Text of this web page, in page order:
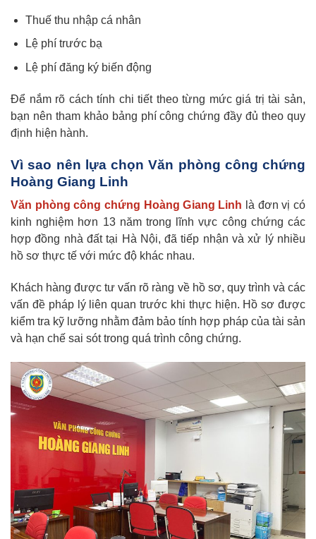
Thuế thu nhập cá nhân
Lệ phí trước bạ
Lệ phí đăng ký biến động
Để nắm rõ cách tính chi tiết theo từng mức giá trị tài sản,
bạn nên tham khảo bảng phí công chứng đầy đủ theo quy
định hiện hành.
Vì sao nên lựa chọn Văn phòng công chứng
Hoàng Giang Linh
Văn phòng công chứng Hoàng Giang Linh là đơn vị có
kinh nghiệm hơn 13 năm trong lĩnh vực công chứng các
hợp đồng nhà đất tại Hà Nội, đã tiếp nhận và xử lý nhiều
hồ sơ thực tế với mức độ khác nhau.
Khách hàng được tư vấn rõ ràng về hồ sơ, quy trình và các
vấn đề pháp lý liên quan trước khi thực hiện. Hồ sơ được
kiểm tra kỹ lưỡng nhằm đảm bảo tính hợp pháp của tài sản
và hạn chế sai sót trong quá trình công chứng.